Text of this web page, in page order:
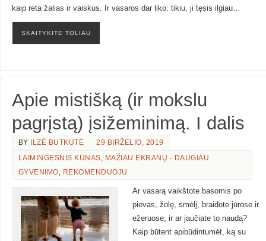
kaip reta žalias ir vaiskus. Ir vasaros dar liko: tikiu, ji tęsis ilgiau…
SKAITYKITE TOLIAU
Apie mistišką (ir mokslu
pagrįstą) įsižeminimą. I dalis
BY ILZĖ BUTKUTĖ
29 BIRŽELIO, 2019
LAIMINGESNIS KŪNAS, MAŽIAU EKRANŲ - DAUGIAU
GYVENIMO, REKOMENDUOJU
Ar vasarą vaikštote basomis po
pievas, žolę, smėlį, braidote jūrose ir
ežeruose, ir ar jaučiate to naudą?
Kaip būtent apibūdintumėt, ką su